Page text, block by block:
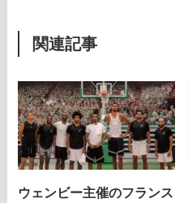
関連記事
ウェンビー主催のフランス